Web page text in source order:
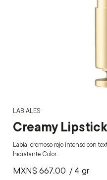
LABIALES
Creamy
Labial cremoso rojo intenso con
hidratante. Color…
MXN$ 667.00 / 4 gr